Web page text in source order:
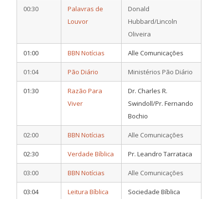
00:30
Palavras de
Louvor
Donald
Hubbard/Lincoln
Oliveira
01:00 BBN Notícias Alle Comunicações
01:04 Pão Diário Ministérios Pão Diário
01:30
Razão Para
Viver
Dr. Charles R.
Swindoll/Pr. Fernando
Bochio
02:00 BBN Notícias Alle Comunicações
02:30 Verdade Bíblica Pr. Leandro Tarrataca
03:00 BBN Notícias Alle Comunicações
03:04
Leitura Bíblica
Sociedade Bíblica